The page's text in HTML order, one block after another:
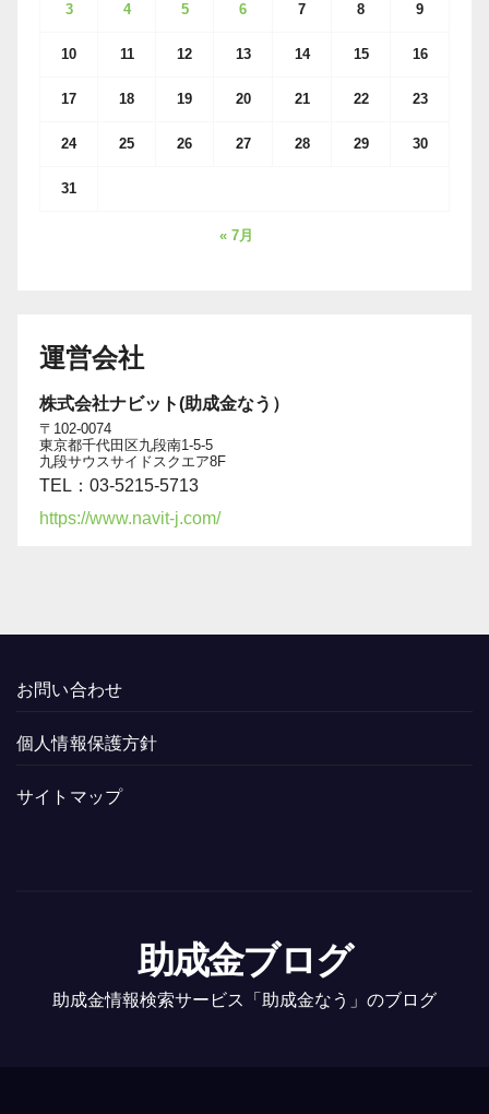
3 4 5 6 7 8 9
10 11 12 13 14 15 16
17 18 19 20 21 22 23
24 25 26 27 28 29 30
31
« 7月
運営会社
株式会社ナビット(助成金なう）
〒102-0074
東京都千代田区九段南1-5-5
九段サウスサイドスクエア8F
TEL：03-5215-5713
https://www.navit-j.com/
お問い合わせ
個人情報保護方針
サイトマップ
助成金ブログ
助成金情報検索サービス「助成金なう」のブログ